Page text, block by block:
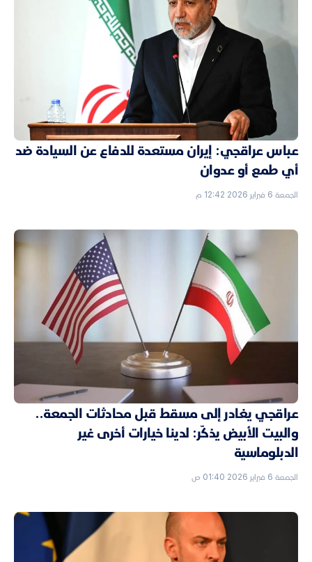
عباس عراقجي: إيران مستعدة للدفاع عن السيادة ضد
أي طمع أو عدوان
الجمعة 6 فبراير 2026 12:42 م
عراقجي يغادر إلى مسقط قبل محادثات الجمعة..
والبيت الأبيض يذكّر: لدينا خيارات أخرى غير
الدبلوماسية
الجمعة 6 فبراير 2026 01:40 ص